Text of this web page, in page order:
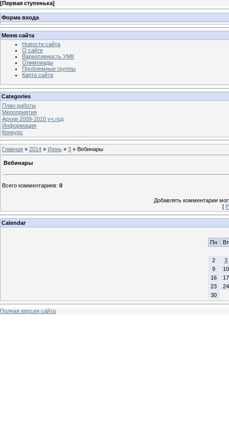
[Первая ступенька]
Форма входа
Меню сайта
Новости сайта
О сайте
Вариативность УМК
Олимпиады
Проблемные группы
Карта сайта
Categories
План работы
Мероприятия
Архив 2009-2010 уч.год
Информация
Конкурс
Главная » 2014 » Июнь » 3 » Вебинары
Вебинары
Всего комментариев: 0
Добавлять комментарии
[
Calendar
Пн Вт
2
3
9
10
16
17
23
24
30
Полная версия сайта